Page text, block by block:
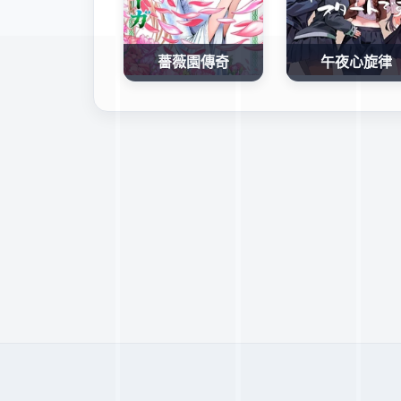
薔薇園傳奇 午夜心旋律